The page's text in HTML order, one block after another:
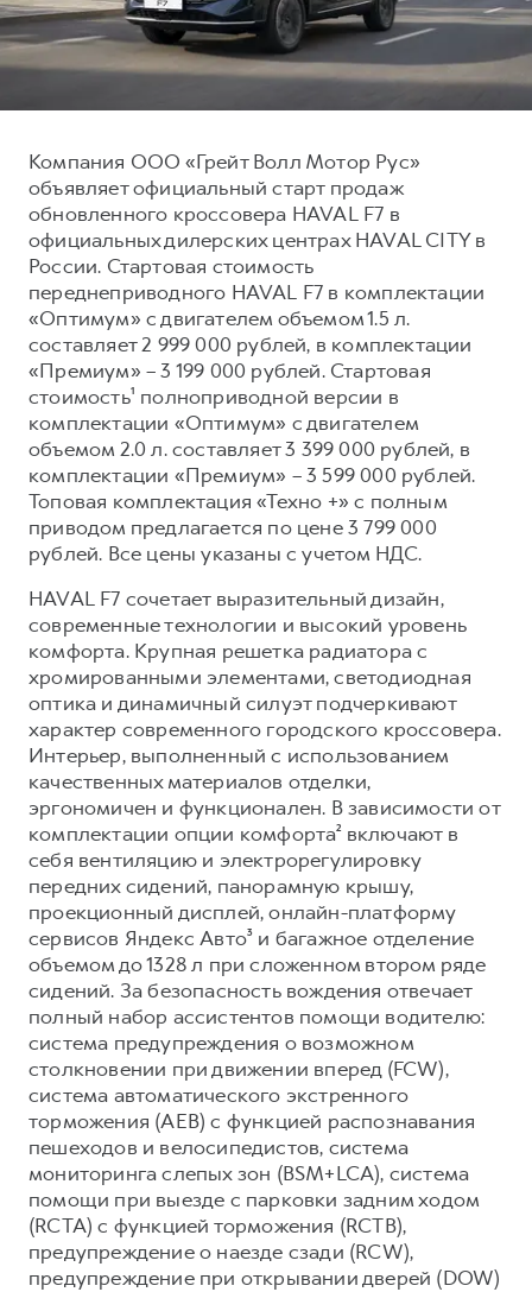
от 2 899 000 ₽
F7X
от 3 599 000 ₽
POER
от 3 449 000 ₽
Тест-драйв
Трейд-ин
Кредитный калькулятор
Страхование
Кредит
КОРПОРАТИВНЫМ КЛИЕНТАМ
Для малого бизнеса
Корпоративным клиентам
Крупным корпоративным клиентам
Система управления автопарком GWM Fleet
Сервис для корпоративных клиентов
HAVAL Лизинг
АКСЕССУАРЫ HAVAL
Автомобильные аксессуары
Коллекция CITY
Коллекция Базовая
Коллекция Детская
СЕРВИСНОЕ ОБСЛУЖИВАНИЕ
Нулевое ТО
Программа «Помощь на дороге»
Регламенты технического обслуживания
Электронный ПТС
ПОДДЕРЖКА
GWM Безопасность
Гарантия HAVAL
Мобильное приложение GWM
Программа «HAVAL Защита+»
Руководства по эксплуатации
Подписки
АКСЕССУАРЫ HAVAL
Автомобильные аксессуары
Коллекция CITY
Коллекция Базовая
Коллекция Детская
О дилере
Наша команда
Контакты
Компания ООО «Грейт Волл Мотор Рус»
объявляет официальный старт продаж
обновленного кроссовера HAVAL F7 в
официальных дилерских центрах HAVAL CITY в
России. Стартовая стоимость
переднеприводного HAVAL F7 в комплектации
«Оптимум» с двигателем объемом 1.5 л.
составляет 2 999 000 рублей, в комплектации
«Премиум» – 3 199 000 рублей. Стартовая
стоимость¹ полноприводной версии в
комплектации «Оптимум» с двигателем
объемом 2.0 л. составляет 3 399 000 рублей, в
комплектации «Премиум» – 3 599 000 рублей.
Топовая комплектация «Техно +» с полным
приводом предлагается по цене 3 799 000
рублей. Все цены указаны с учетом НДС.
HAVAL F7 сочетает выразительный дизайн,
современные технологии и высокий уровень
комфорта. Крупная решетка радиатора с
хромированными элементами, светодиодная
оптика и динамичный силуэт подчеркивают
характер современного городского кроссовера.
Интерьер, выполненный с использованием
качественных материалов отделки,
эргономичен и функционален. В зависимости от
комплектации опции комфорта² включают в
себя вентиляцию и электрорегулировку
передних сидений, панорамную крышу,
проекционный дисплей, онлайн-платформу
сервисов Яндекс Авто³ и багажное отделение
объемом до 1328 л при сложенном втором ряде
сидений. За безопасность вождения отвечает
полный набор ассистентов помощи водителю:
система предупреждения о возможном
столкновении при движении вперед (FCW),
система автоматического экстренного
торможения (AEB) с функцией распознавания
пешеходов и велосипедистов, система
мониторинга слепых зон (BSM+LCA), система
помощи при выезде с парковки задним ходом
(RCTA) с функцией торможения (RCTB),
предупреждение о наезде сзади (RCW),
предупреждение при открывании дверей (DOW)